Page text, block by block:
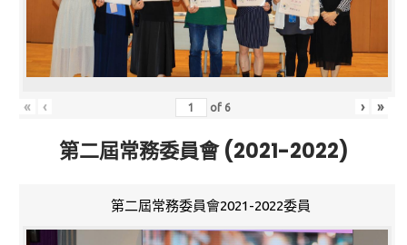
« ‹ of 6 › »
第二屆常務委員會 (2021-2022)
第二屆常務委員會2021-2022委員